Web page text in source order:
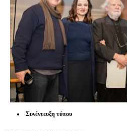
Συνέντευξη τύπου